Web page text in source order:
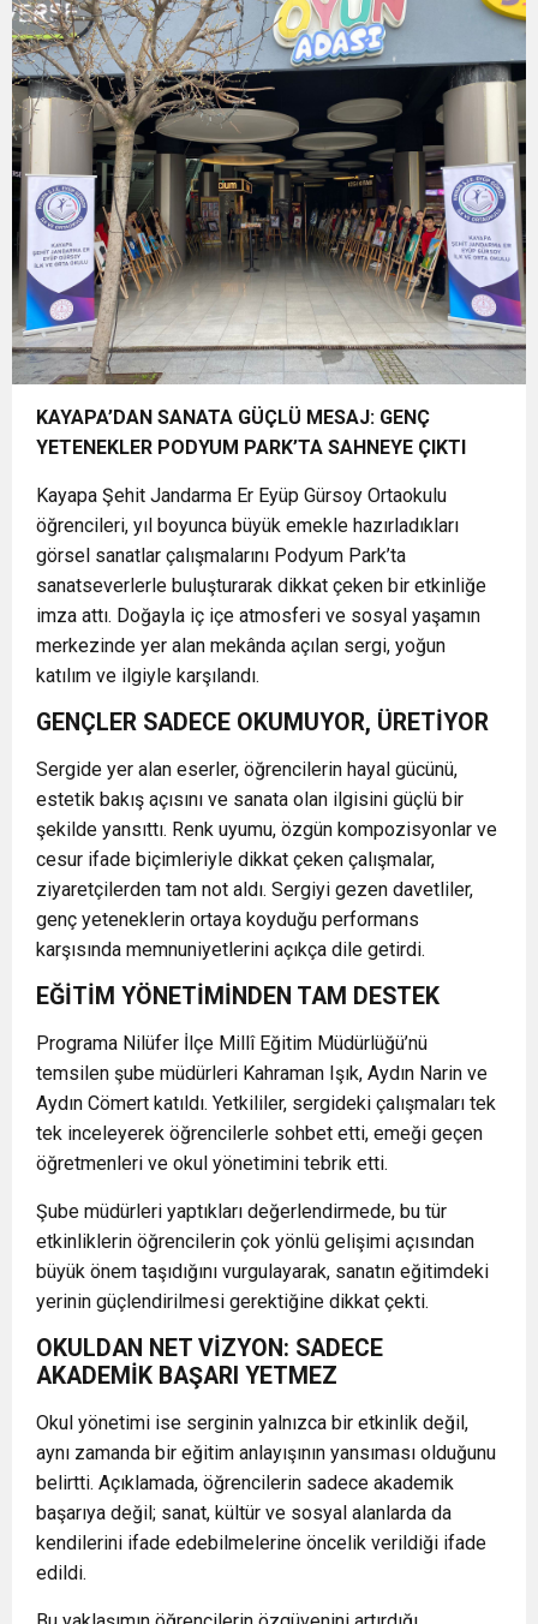
Müdahale
15:48 İzmir İtfaiyesi’ne 13,5 milyon Euro’luk teknoloji
yatırımı
15:40 İzmir Yurttaş Meclisi 15 ilçeye ulaştı
15:37 Onat Tüneli İzmir trafiğine nefes aldıracak
15:34 Nilüfer’e 7 yeni park kazandırılıyor
18:51 Osmangazi’de Geleceğin Yüzücüleri
Sertifikalarını Aldı
KAYAPA’DAN SANATA GÜÇLÜ MESAJ: GENÇ
YETENEKLER PODYUM PARK’TA SAHNEYE ÇIKTI
Kayapa Şehit Jandarma Er Eyüp Gürsoy Ortaokulu
öğrencileri, yıl boyunca büyük emekle hazırladıkları
görsel sanatlar çalışmalarını Podyum Park’ta
sanatseverlerle buluşturarak dikkat çeken bir etkinliğe
imza attı. Doğayla iç içe atmosferi ve sosyal yaşamın
merkezinde yer alan mekânda açılan sergi, yoğun
katılım ve ilgiyle karşılandı.
GENÇLER SADECE OKUMUYOR, ÜRETİYOR
Sergide yer alan eserler, öğrencilerin hayal gücünü,
estetik bakış açısını ve sanata olan ilgisini güçlü bir
şekilde yansıttı. Renk uyumu, özgün kompozisyonlar ve
cesur ifade biçimleriyle dikkat çeken çalışmalar,
ziyaretçilerden tam not aldı. Sergiyi gezen davetliler,
genç yeteneklerin ortaya koyduğu performans
karşısında memnuniyetlerini açıkça dile getirdi.
EĞİTİM YÖNETİMİNDEN TAM DESTEK
Programa Nilüfer İlçe Millî Eğitim Müdürlüğü’nü
temsilen şube müdürleri Kahraman Işık, Aydın Narin ve
Aydın Cömert katıldı. Yetkililer, sergideki çalışmaları tek
tek inceleyerek öğrencilerle sohbet etti, emeği geçen
öğretmenleri ve okul yönetimini tebrik etti.
Şube müdürleri yaptıkları değerlendirmede, bu tür
etkinliklerin öğrencilerin çok yönlü gelişimi açısından
büyük önem taşıdığını vurgulayarak, sanatın eğitimdeki
yerinin güçlendirilmesi gerektiğine dikkat çekti.
OKULDAN NET VİZYON: SADECE
AKADEMİK BAŞARI YETMEZ
Okul yönetimi ise serginin yalnızca bir etkinlik değil,
aynı zamanda bir eğitim anlayışının yansıması olduğunu
belirtti. Açıklamada, öğrencilerin sadece akademik
başarıya değil; sanat, kültür ve sosyal alanlarda da
kendilerini ifade edebilmelerine öncelik verildiği ifade
edildi.